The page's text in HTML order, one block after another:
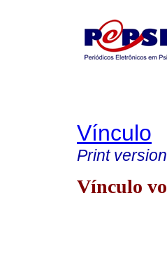
Vínculo
Print version
Vínculo